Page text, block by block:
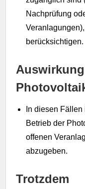
Nachprüfung
berücksichtigen.
In diesen
Betrieb der
offenen
abzugeben.
Trotzdem